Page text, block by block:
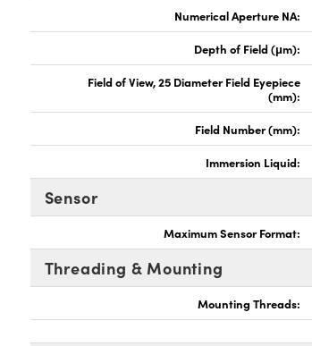
Numerical Aperture NA:
Depth of Field (μm):
Field of View, 25 Diameter Field Eyepiece
(mm):
Field Number (mm):
Immersion Liquid:
Sensor
Maximum Sensor Format:
Threading & Mounting
Mounting Threads: